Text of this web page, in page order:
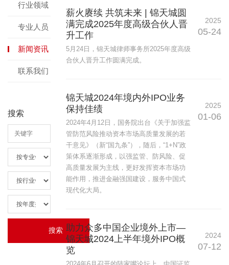
行业领域
专业人员
新闻资讯
联系我们
搜索
薪火赓续 共筑未来 | 锦天城圆
满完成2025年度高级合伙人晋
升工作
5月24日，锦天城律师事务所2025年度高级
合伙人晋升工作圆满完成。
2025
05-24
锦天城2024年境内外IPO业务
保持佳绩
2024年4月12日，国务院出台《关于加强监
管防范风险推动资本市场高质量发展的若
干意见》（新“国九条”），随后，“1+N”政
策体系逐渐形成，以强监管、防风险、促
高质量发展为主线，更好发挥资本市场功
能作用，推进金融强国建设，服务中国式
现代化大局。
2025
01-06
助力众多中国企业境外上市—
锦天城2024上半年境外IPO概
览
2024
07-12